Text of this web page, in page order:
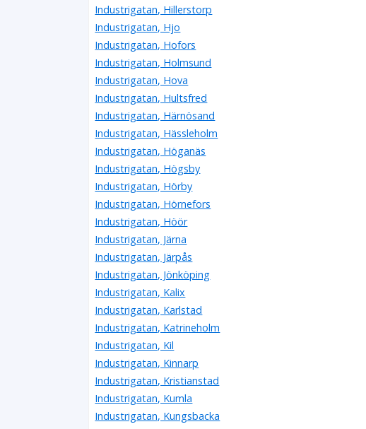
Industrigatan, Hillerstorp
Industrigatan, Hjo
Industrigatan, Hofors
Industrigatan, Holmsund
Industrigatan, Hova
Industrigatan, Hultsfred
Industrigatan, Härnösand
Industrigatan, Hässleholm
Industrigatan, Höganäs
Industrigatan, Högsby
Industrigatan, Hörby
Industrigatan, Hörnefors
Industrigatan, Höör
Industrigatan, Järna
Industrigatan, Järpås
Industrigatan, Jönköping
Industrigatan, Kalix
Industrigatan, Karlstad
Industrigatan, Katrineholm
Industrigatan, Kil
Industrigatan, Kinnarp
Industrigatan, Kristianstad
Industrigatan, Kumla
Industrigatan, Kungsbacka